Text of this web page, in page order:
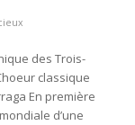
des Trois-
classique
En première
d’une